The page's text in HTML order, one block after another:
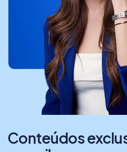
Conteúdos